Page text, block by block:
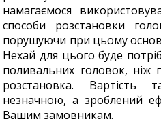
намагаємося
способи розстановки
порушуючи при цьому
Нехай для цього буде
поливальних головок, ніж
розстановка. Вартість
незначною, а зроблений
Вашим замовникам.